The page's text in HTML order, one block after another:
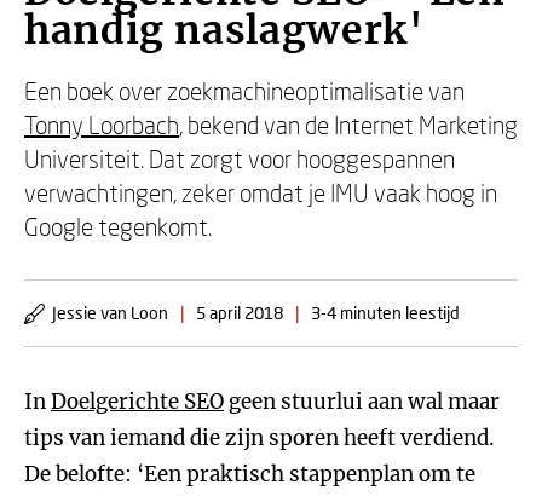
handig naslagwerk'
Een boek over zoekmachineoptimalisatie van
Tonny Loorbach, bekend van de Internet Marketing
Universiteit. Dat zorgt voor hooggespannen
verwachtingen, zeker omdat je IMU vaak hoog in
Google tegenkomt.
Jessie van Loon | 5 april 2018 | 3-4 minuten leestijd
InDoelgerichte SEO geen stuurlui aan wal maar
tips van iemand die zijn sporen heeft verdiend.
De belofte: ‘Een praktisch stappenplan om te